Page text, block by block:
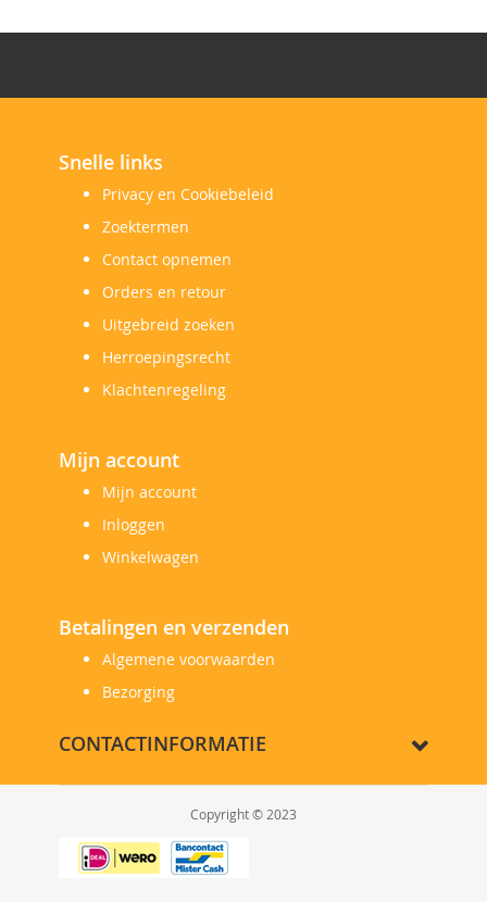
Snelle links
Privacy en Cookiebeleid
Zoektermen
Contact opnemen
Orders en retour
Uitgebreid zoeken
Herroepingsrecht
Klachtenregeling
Mijn account
Mijn account
Inloggen
Winkelwagen
Betalingen en verzenden
Algemene voorwaarden
Bezorging
CONTACTINFORMATIE
Copyright © 2023